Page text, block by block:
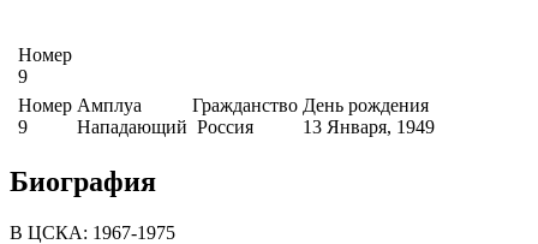
Номер
9
Номер
9
Амплуа
Нападающий
Гражданство
Россия
День рождения
13 Января, 1949
Биография
В ЦСКА: 1967-1975